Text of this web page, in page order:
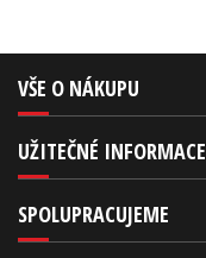
VŠE O NÁKUPU
UŽITEČNÉ INFORMACE
SPOLUPRACUJEME